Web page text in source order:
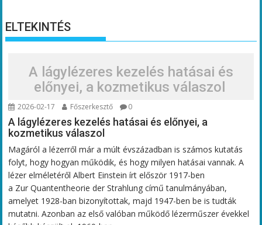
ELTEKINTÉS
A lágylézeres kezelés hatásai és
előnyei, a kozmetikus válaszol
2026-02-17 Főszerkesztő 0
A lágylézeres kezelés hatásai és előnyei, a
kozmetikus válaszol
Magáról a lézerről már a múlt évszázadban is számos kutatás
folyt, hogy hogyan működik, és hogy milyen hatásai vannak. A
lézer elméletéről Albert Einstein írt először 1917-ben
a Zur Quantentheorie der Strahlung című tanulmányában,
amelyet 1928-ban bizonyítottak, majd 1947-ben be is tudták
mutatni. Azonban az első valóban működő lézerműszer évekkel